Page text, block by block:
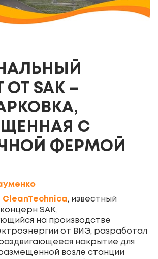
ОТ SAK –
С
ФЕРМОЙ
CleanTechnica, известный
SAK,
на производстве
от ВИЭ, разработал
накрытие для
возле станции